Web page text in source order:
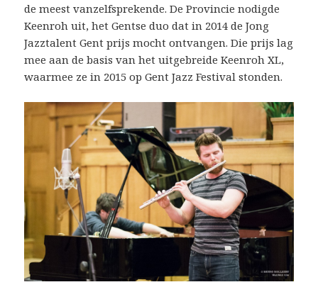
de meest vanzelfsprekende. De Provincie nodigde
Keenroh uit, het Gentse duo dat in 2014 de Jong
Jazztalent Gent prijs mocht ontvangen. Die prijs lag
mee aan de basis van het uitgebreide Keenroh XL,
waarmee ze in 2015 op Gent Jazz Festival stonden.